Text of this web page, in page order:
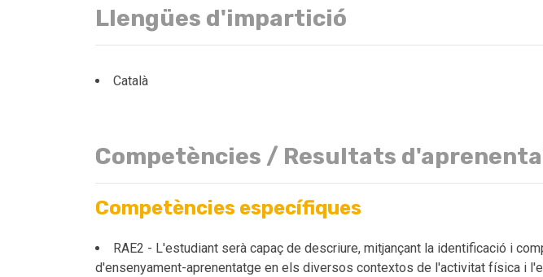
Llengües d'impartició
Català
Competències / Resultats
Competències específiques
RAE2 - L'estudiant serà capaç de descriure, mitjançant la identificació i
d'ensenyament-aprenentatge en els diversos contextos de l'activitat física i